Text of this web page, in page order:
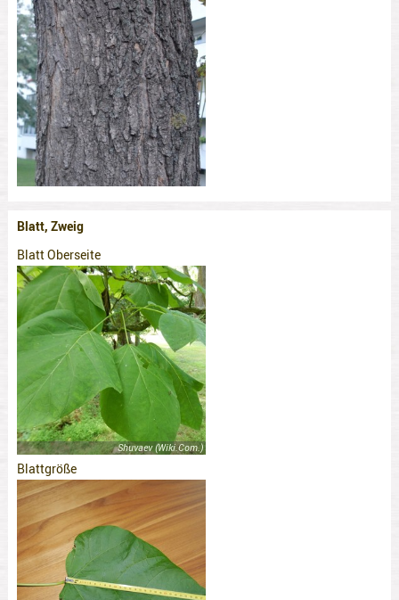
Blatt, Zweig
Blatt Oberseite
Shuvaev (Wiki.Com.)
Blattgröße